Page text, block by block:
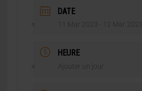
DATE
11 Mar 2023 - 12 Mar 2023
HEURE
Ajouter un jour